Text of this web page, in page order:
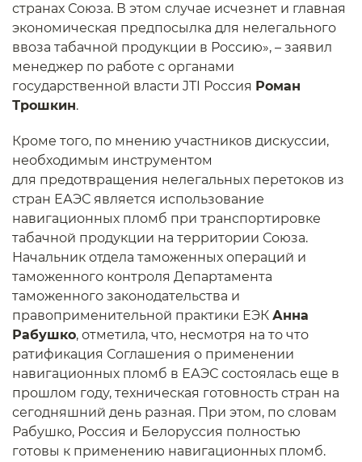
странах Союза. В этом случае исчезнет и главная
экономическая предпосылка для нелегального
ввоза табачной продукции в Россию», – заявил
менеджер по работе с органами
государственной власти JTI Россия Роман
Трошкин.
Кроме того, по мнению участников дискуссии,
необходимым инструментом
для предотвращения нелегальных перетоков из
стран ЕАЭС является использование
навигационных пломб при транспортировке
табачной продукции на территории Союза.
Начальник отдела таможенных операций и
таможенного контроля Департамента
таможенного законодательства и
правоприменительной практики ЕЭК Анна
Рабушко, отметила, что, несмотря на то что
ратификация Соглашения о применении
навигационных пломб в ЕАЭС состоялась еще в
прошлом году, техническая готовность стран на
сегодняшний день разная. При этом, по словам
Рабушко, Россия и Белоруссия полностью
готовы к применению навигационных пломб.